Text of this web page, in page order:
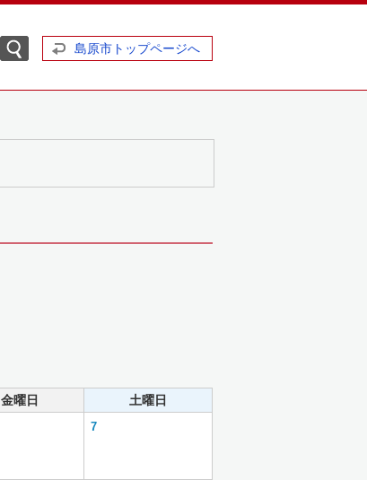
島原市トップページへ
金曜日 土曜日
7